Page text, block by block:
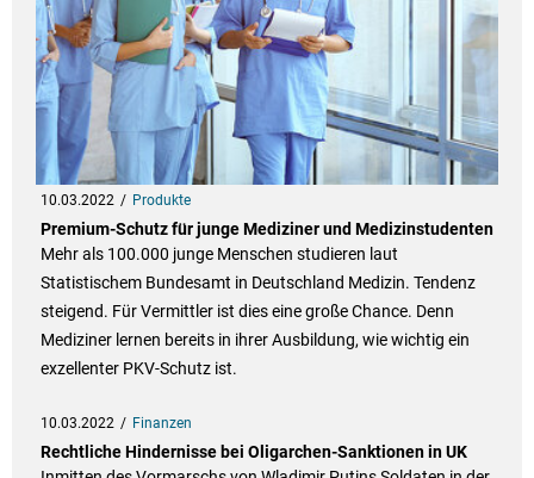
10.03.2022 Produkte
Premium-Schutz für junge Mediziner und Medizinstudenten
Mehr als 100.000 junge Menschen studieren laut
Statistischem Bundesamt in Deutschland Medizin. Tendenz
steigend. Für Vermittler ist dies eine große Chance. Denn
Mediziner lernen bereits in ihrer Ausbildung, wie wichtig ein
exzellenter PKV-Schutz ist.
10.03.2022 Finanzen
Rechtliche Hindernisse bei Oligarchen-Sanktionen in UK